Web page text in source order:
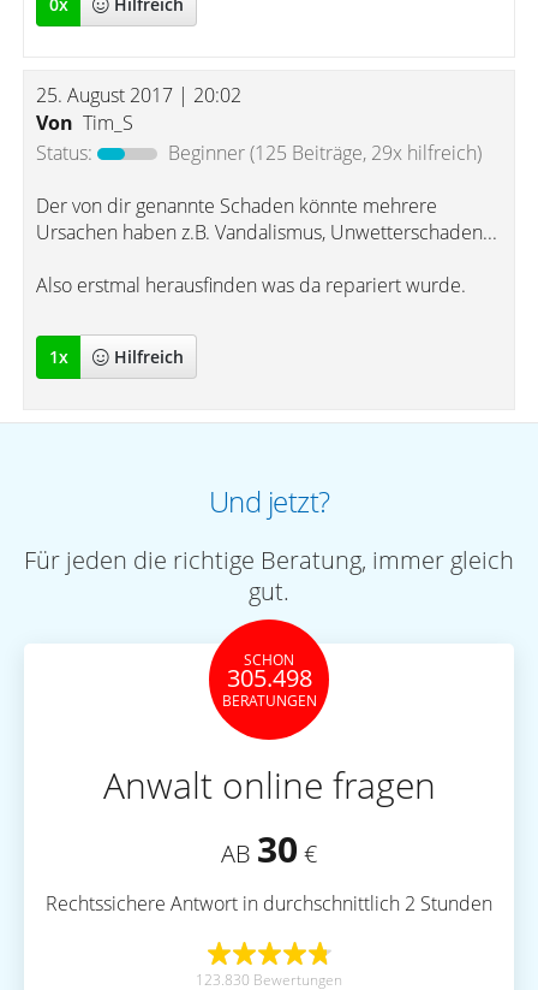
25. August 2017 | 20:02
Von Tim_S
Status:
Beginner(125 Beiträge, 29x hilfreich)
Der von dir genannte Schaden könnte mehrere
Ursachen haben z.B. Vandalismus, Unwetterschaden...
Also erstmal herausfinden was da repariert wurde.
1x Hilfreich
Und jetzt?
Für jeden die richtige Beratung, immer gleich
gut.
SCHON
305.498
BERATUNGEN
Anwalt online fragen
AB 30 €
Rechtssichere Antwort in durchschnittlich 2 Stunden
123.830 Bewertungen